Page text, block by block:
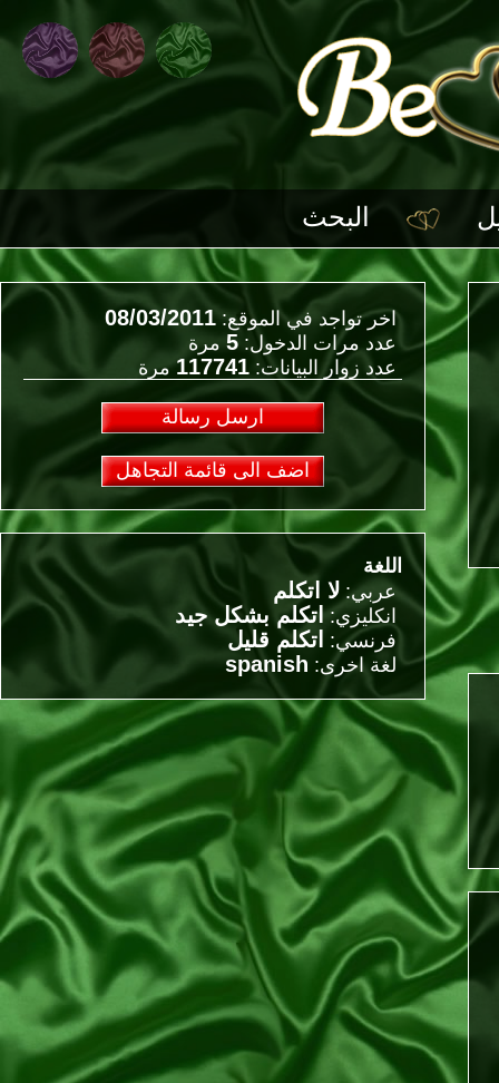
البحث
اخر تواجد في الموقع:08/03/2011
عدد مرات الدخول:5مرة
عدد زوار البيانات:117741مرة
ارسل رسالة
اضف الى قائمة التجاهل
اللغة
عربي:لا اتكلم
انكليزي:اتكلم بشكل جيد
فرنسي:اتكلم قليل
لغة اخرى:spanish